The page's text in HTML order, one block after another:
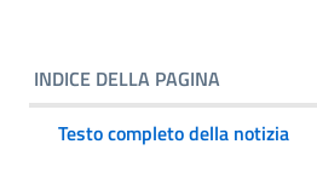
INDICE DELLA PAGINA
Testo completo della notizia